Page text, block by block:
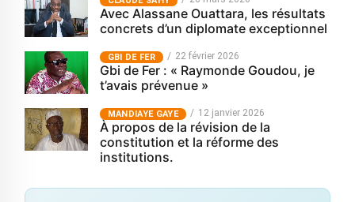
Avec Alassane Ouattara, les résultats
concrets d’un diplomate exceptionnel
GBI DE FER 22 février 2026
Gbi de Fer : « Raymonde Goudou, je
t’avais prévenue »
MANDIAYE GAYE 12 janvier 2026
À propos de la révision de la
constitution et la réforme des
institutions.